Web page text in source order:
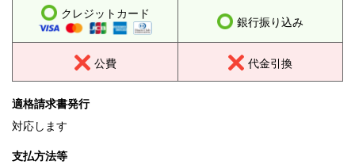
クレジットカード
銀行振り込み
公費 代金引換
適格請求書発行
対応します
支払方法等